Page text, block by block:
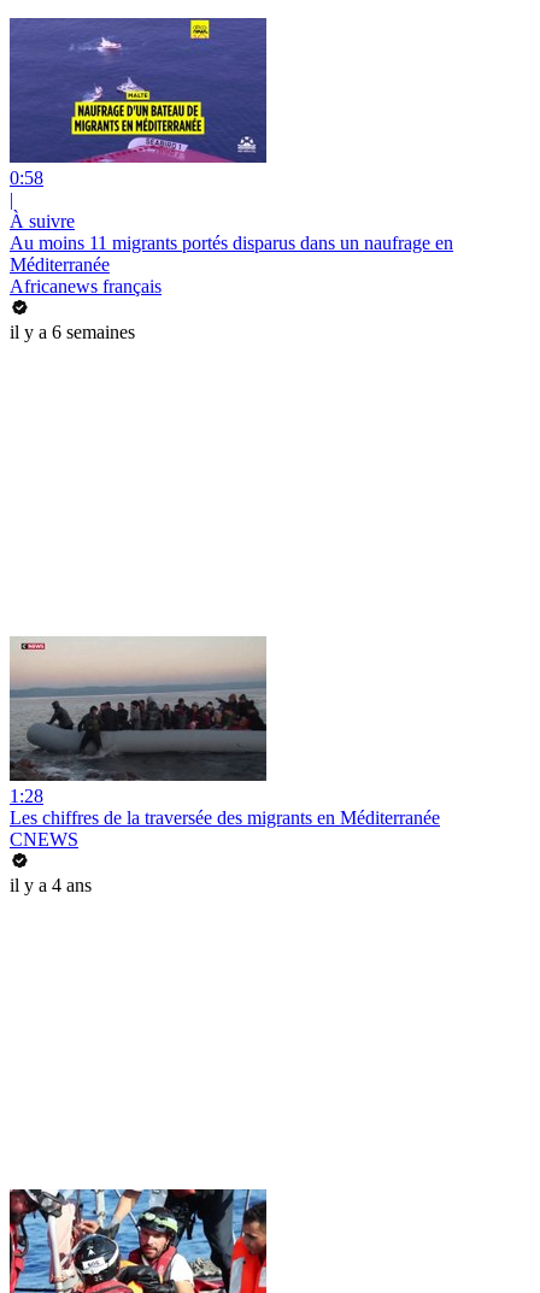
0:58
|
À suivre
Au moins 11 migrants portés disparus dans un naufrage en
Méditerranée
Africanews français
il y a 6 semaines
1:28
Les chiffres de la traversée des migrants en Méditerranée
CNEWS
il y a 4 ans